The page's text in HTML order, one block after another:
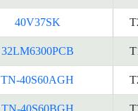
40V37SK
32LM6300PCB
TN-40S60AGH
TN-40S60BGH